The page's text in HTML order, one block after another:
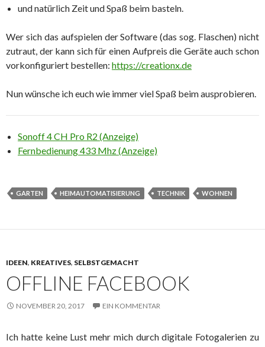
und natürlich Zeit und Spaß beim basteln.
Wer sich das aufspielen der Software (das sog. Flaschen) nicht
zutraut, der kann sich für einen Aufpreis die Geräte auch schon
vorkonfiguriert bestellen: https://creationx.de
Nun wünsche ich euch wie immer viel Spaß beim ausprobieren.
Sonoff 4 CH Pro R2 (Anzeige)
Fernbedienung 433 Mhz (Anzeige)
GARTEN HEIMAUTOMATISIERUNG TECHNIK WOHNEN
IDEEN, KREATIVES, SELBSTGEMACHT
OFFLINE FACEBOOK
NOVEMBER 20, 2017 EIN KOMMENTAR
Ich hatte keine Lust mehr mich durch digitale Fotogalerien zu